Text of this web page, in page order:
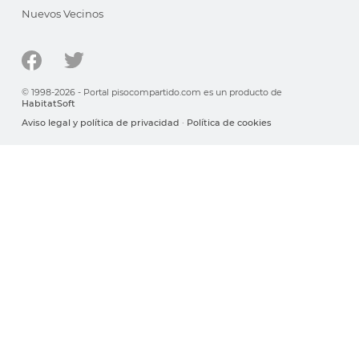
Nuevos Vecinos
© 1998-2026 - Portal pisocompartido.com es un producto de
HabitatSoft
Aviso legal y política de privacidad · Política de cookies